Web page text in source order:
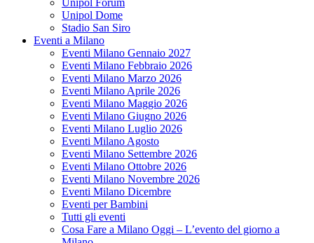
Unipol Forum
Unipol Dome
Stadio San Siro
Eventi a Milano
Eventi Milano Gennaio 2027
Eventi Milano Febbraio 2026
Eventi Milano Marzo 2026
Eventi Milano Aprile 2026
Eventi Milano Maggio 2026
Eventi Milano Giugno 2026
Eventi Milano Luglio 2026
Eventi Milano Agosto
Eventi Milano Settembre 2026
Eventi Milano Ottobre 2026
Eventi Milano Novembre 2026
Eventi Milano Dicembre
Eventi per Bambini
Tutti gli eventi
Cosa Fare a Milano Oggi – L’evento del giorno a